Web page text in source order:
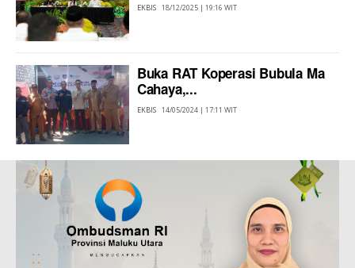
EKBIS 18/12/2025 | 19:16 WIT
Buka RAT Koperasi Bubula Ma
Cahaya,...
EKBIS 14/05/2024 | 17:11 WIT